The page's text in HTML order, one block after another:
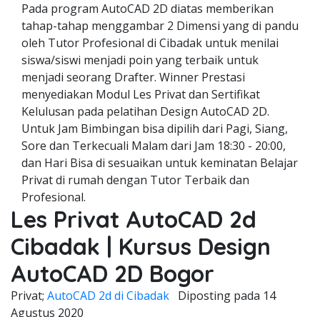
Pada program AutoCAD 2D diatas memberikan
tahap-tahap menggambar 2 Dimensi yang di pandu
oleh Tutor Profesional di Cibadak untuk menilai
siswa/siswi menjadi poin yang terbaik untuk
menjadi seorang Drafter. Winner Prestasi
menyediakan Modul Les Privat dan Sertifikat
Kelulusan pada pelatihan Design AutoCAD 2D.
Untuk Jam Bimbingan bisa dipilih dari Pagi, Siang,
Sore dan Terkecuali Malam dari Jam 18:30 - 20:00,
dan Hari Bisa di sesuaikan untuk keminatan Belajar
Privat di rumah dengan Tutor Terbaik dan
Profesional.
Les Privat AutoCAD 2d
Cibadak | Kursus Design
AutoCAD 2D Bogor
Privat; AutoCAD 2d di Cibadak Diposting pada 14
Agustus 2020